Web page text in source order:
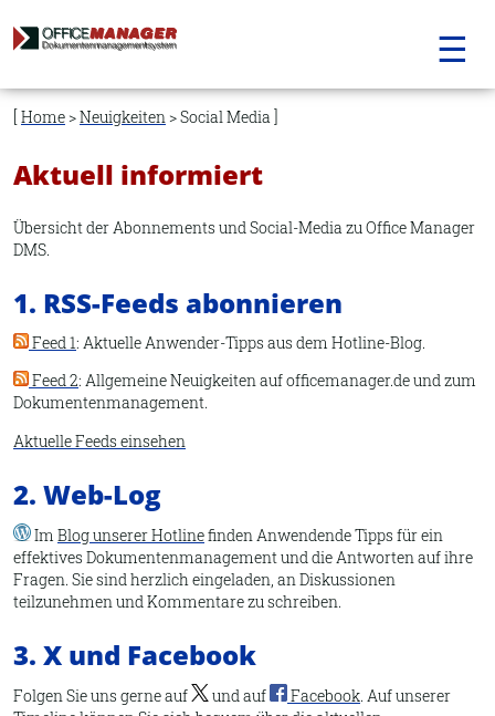
Navigation
überspringen
☰
Home >Neuigkeiten > Social Media
Aktuell informiert
Übersicht der Abonnements und Social-Media zu Office Manager
DMS.
1. RSS-Feeds abonnieren
Feed 1: Aktuelle Anwender-Tipps aus dem Hotline-Blog.
Feed 2: Allgemeine Neuigkeiten auf officemanager.de und zum
Dokumentenmanagement.
Aktuelle Feeds einsehen
2. Web-Log
Im Blog unserer Hotlinefinden Anwendende Tipps für ein
effektives Dokumentenmanagement und die Antworten auf ihre
Fragen. Sie sind herzlich eingeladen, an Diskussionen
teilzunehmen und Kommentare zu schreiben.
3. X und Facebook
Folgen Sie uns gerne auf und auf Facebook. Auf unserer